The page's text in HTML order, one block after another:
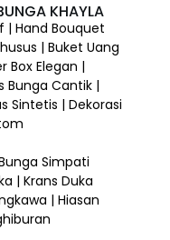
KHAYLA
| Hand Bouquet
| Buket Uang
Box Elegan |
Bunga Cantik |
Sintetis | Dekorasi
Simpati
| Krans Duka
| Hiasan